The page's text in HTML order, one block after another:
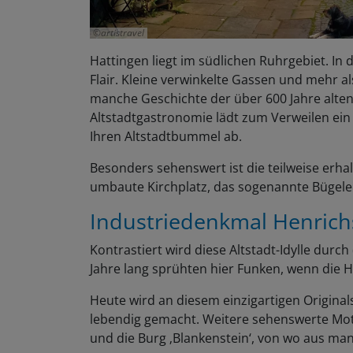
artistravel
Hattingen liegt im südlichen Ruhrgebiet. In
Flair. Kleine verwinkelte Gassen und mehr
manche Geschichte der über 600 Jahre
Altstadtgastronomie lädt zum Verweilen
Ihren Altstadtbummel ab.
Besonders sehenswert ist die teilweise
umbaute Kirchplatz, das sogenannte
Industriedenkmal
Kontrastiert wird diese Altstadt-Idylle
Jahre lang sprühten hier Funken, wenn die
Heute wird an diesem einzigartigen
lebendig gemacht. Weitere sehenswerte
und die Burg ‚Blankenstein‘, von wo aus